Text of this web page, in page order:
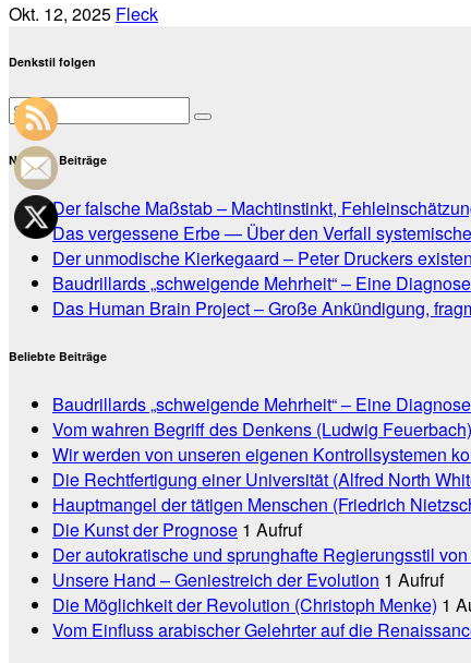
Okt. 12, 2025 Fleck
Denkstil folgen
Neueste Beiträge
Der falsche Maßstab – Machtinstinkt,
Das vergessene Erbe — Über den Verfall
Der unmodische Kierkegaard – Peter Druckers
Baudrillards „schweigende Mehrheit“ – Eine
Das Human Brain Project – Große Ankündigung,
Beliebte Beiträge
Baudrillards „schweigende Mehrheit“ – Eine
Vom wahren Begriff des Denkens (Ludwig Feuerbach)
Wir werden von unseren eigenen Kontrollsystemen
Die Rechtfertigung einer Universität (Alfred North
Hauptmangel der tätigen Menschen (Friedrich
Die Kunst der Prognose 1 Aufruf
Der autokratische und sprunghafte Regierungsstil
Unsere Hand – Geniestreich der Evolution 1 Aufruf
Die Möglichkeit der Revolution (Christoph Menke) 1
Vom Einfluss arabischer Gelehrter auf die